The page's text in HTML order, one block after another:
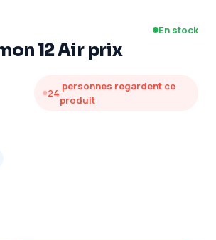
En stock
12 Air prix
24
personnes regardent ce
produit